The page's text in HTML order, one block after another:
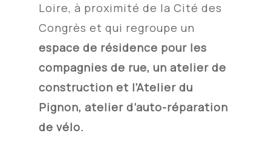
Loire, à proximité de la Cité des
Congrès et qui regroupe un
espace de résidence pour les
compagnies de rue, un atelier de
construction et l’Atelier du
Pignon, atelier d’auto-réparation
de vélo.